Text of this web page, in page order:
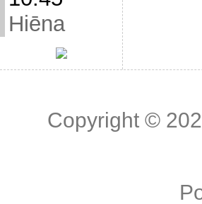
Hiēna
Copyright ©